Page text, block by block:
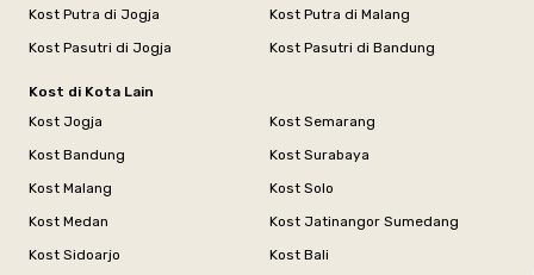
Kost Putra di Jogja
Kost Putra di Malang
Kost Pasutri di Jogja
Kost Pasutri di Bandung
Kost di Kota Lain
Kost Jogja
Kost Semarang
Kost Bandung
Kost Surabaya
Kost Malang
Kost Solo
Kost Medan
Kost Jatinangor Sumedang
Kost Sidoarjo
Kost Bali